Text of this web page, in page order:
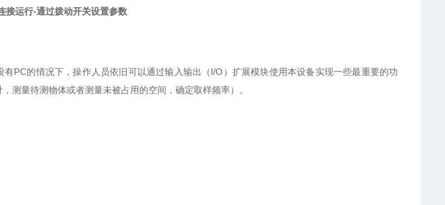
接运行-通过拨动开关设置参数
有PC的情况下，操作人员依旧可以通过输入输出（I/O）扩展模块使用本设备实现一些最重要的功
测量待测物体或者测量未被占用的空间，确定取样频率）。